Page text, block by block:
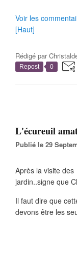
Voir les
[Haut]
Rédigé par
Repost 0
L'écureuil
Publié le 29
Après la visite
jardin..signe que
Il faut dire que
devons être les